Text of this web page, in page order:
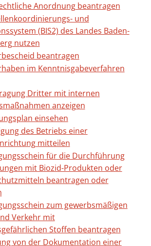
Anordnung beantragen
und
(BIS2) des Landes Baden-
nutzen
beantragen
im Kenntnisgabeverfahren
Dritter mit internen
anzeigen
einsehen
des Betriebs einer
mitteilen
für die Durchführung
mit Biozid-Produkten oder
beantragen oder
zum gewerbsmäßigen
Verkehr mit
Stoffen beantragen
von der Dokumentation einer